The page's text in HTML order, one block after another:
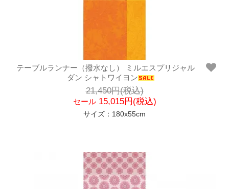
テーブルランナー（撥水なし） ミルエスプリジャル
ダン シャトワイヨン
21,450円(税込)
セール15,015円(税込)
サイズ：180x55cm